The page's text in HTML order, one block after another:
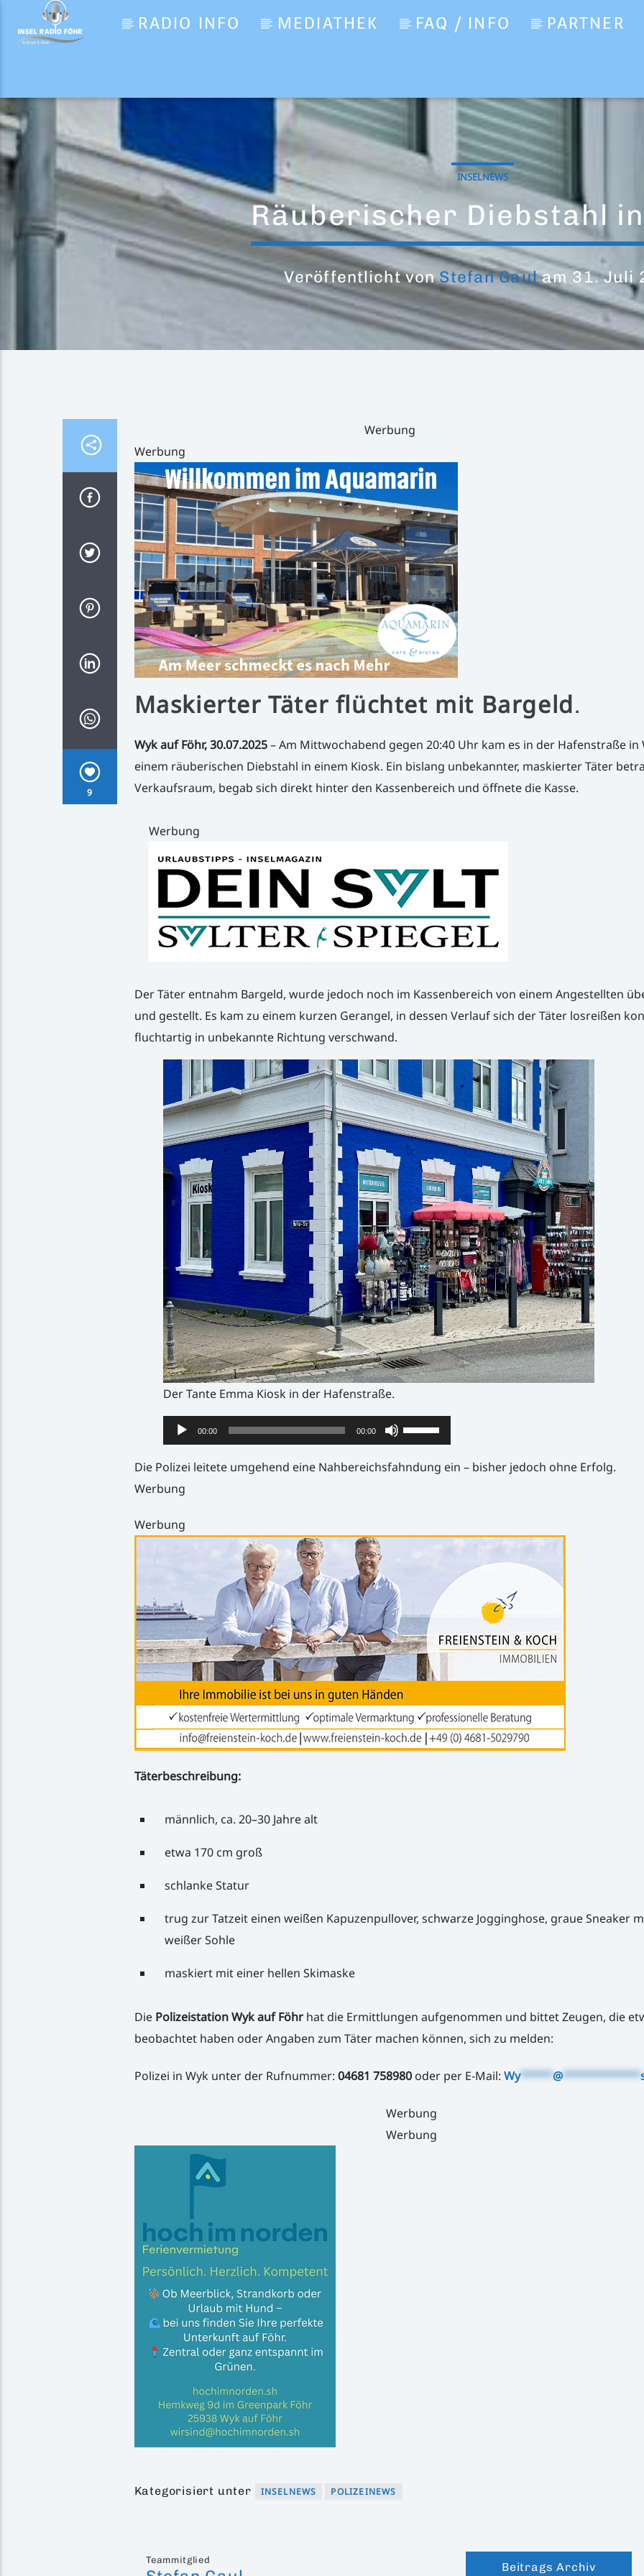
RADIO INFO MEDIATHEK FAQ / INFO PARTNER
Das Wetter
Inselradio Föhr
INSELNEWS
Räuberischer Diebstahl
Veröffentlicht vonStefan Gaulam 31. Juli
9
Werbung
Werbung
Maskierter Täter flüchtet mit Bargeld.
Wyk auf Föhr, 30.07.2025– Am Mittwochabend gegen 20:40 Uhr kam es in der Hafenstraße in
einem räuberischen Diebstahl in einem Kiosk. Ein bislang unbekannter, maskierter Täter
Verkaufsraum, begab sich direkt hinter den Kassenbereich und öffnete die Kasse.
Werbung
Der Täter entnahm Bargeld, wurde jedoch noch im Kassenbereich von einem Angestellten
und gestellt. Es kam zu einem kurzen Gerangel, in dessen Verlauf sich der Täter losreißen
fluchtartig in unbekannte Richtung verschwand.
Der Tante Emma Kiosk in der Hafenstraße.
Audio-
Player
00:00 00:00
Pfeiltasten
Hoch/Runter
benutzen,
Lautstärke
Die Polizei leitete umgehend eine Nahbereichsfahndung ein – bisher jedoch ohne Erfolg.
Werbung
Werbung
Täterbeschreibung:
männlich, ca. 20–30 Jahre alt
etwa 170 cm groß
schlanke Statur
trug zur Tatzeit einen weißen Kapuzenpullover, schwarze Jogginghose, graue Sneaker
weißer Sohle
maskiert mit einer hellen Skimaske
Die Polizeistation Wyk auf Föhrhat die Ermittlungen aufgenommen und bittet Zeugen, die
beobachtet haben oder Angaben zum Täter machen können, sich zu melden:
Polizei in Wyk unter der Rufnummer: 04681 758980oder per E-Mail: Wy*****@************
Werbung
Werbung
Kategorisiert unter INSELNEWS POLIZEINEWS
Teammitglied
Beitrags Archiv